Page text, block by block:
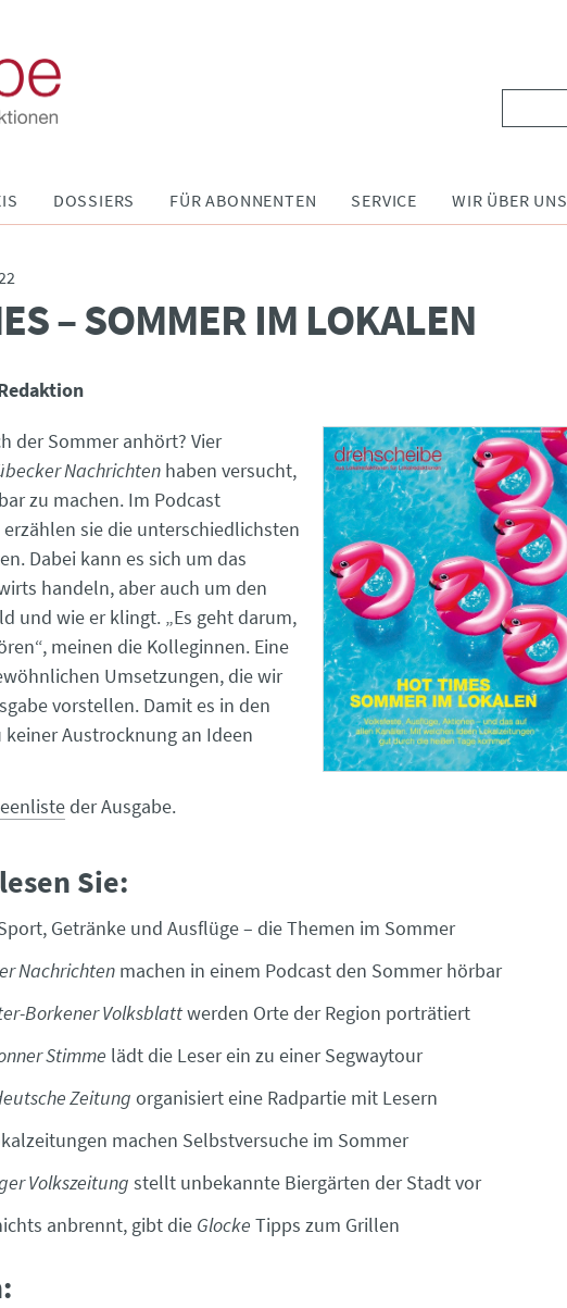
DOSSIERS FÜR ABONNENTEN SERVICE WIR ÜBER UNS
– SOMMER IM LOKALEN
der Sommer anhört? Vier
Nachrichten haben versucht,
zu machen. Im Podcast
sie die unterschiedlichsten
Dabei kann es sich um das
handeln, aber auch um den
und wie er klingt. „Es geht darum,
meinen die Kolleginnen. Eine
Umsetzungen, die wir
vorstellen. Damit es in den
keiner Austrocknung an Ideen
der Ausgabe.
Sie:
Getränke und Ausflüge – die Themen im Sommer
Nachrichten machen in einem Podcast den Sommer hörbar
Borkener Volksblattwerden Orte der Region porträtiert
Stimme lädt die Leser ein zu einer Segwaytour
Zeitung organisiert eine Radpartie mit Lesern
machen Selbstversuche im Sommer
Volkszeitung stellt unbekannte Biergärten der Stadt vor
anbrennt, gibt die Glocke Tipps zum Grillen